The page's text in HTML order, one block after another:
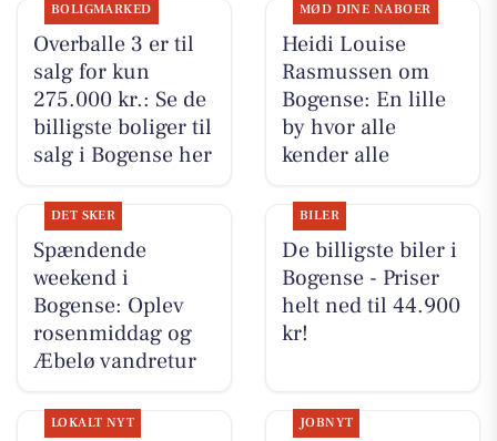
BOLIGMARKED
Overballe 3 er til
salg for kun
275.000 kr.: Se de
billigste boliger til
salg i Bogense her
MØD DINE NABOER
Heidi Louise
Rasmussen om
Bogense: En lille
by hvor alle
kender alle
DET SKER
Spændende
weekend i
Bogense: Oplev
rosenmiddag og
Æbelø vandretur
BILER
De billigste biler i
Bogense - Priser
helt ned til 44.900
kr!
LOKALT NYT JOBNYT